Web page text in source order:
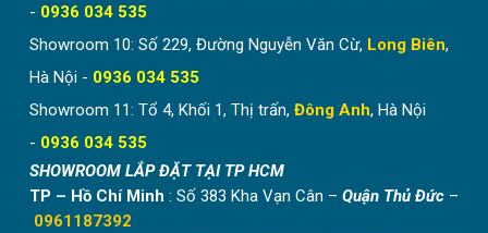
- 0936 034 535
Showroom 10: Số 229, Đường Nguyễn Văn Cừ, Long Biên,
Hà Nội - 0936 034 535
Showroom 11: Tổ 4, Khối 1, Thị trấn, Đông Anh, Hà Nội
- 0936 034 535
SHOWROOM LẮP ĐẶT TẠI TP HCM
TP – Hồ Chí Minh : Số 383 Kha Vạn Cân – Quận Thủ Đức –
0961187392